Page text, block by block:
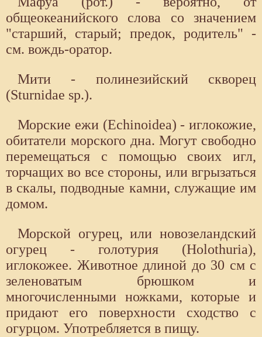
общеокеанийского слова со значением
"старший, старый; предок, родитель" -
см. вождь-оратор.
Мити - полинезийский скворец
(Sturnidae sp.).
Морские ежи (Echinoidea) - иглокожие,
обитатели морского дна. Могут свободно
перемещаться с помощью своих игл,
торчащих во все стороны, или вгрызаться
в скалы, подводные камни, служащие им
домом.
Морской огурец, или новозеландский
огурец - голотурия (Holothuria),
иглокожее. Животное длиной до 30 см с
зеленоватым брюшком и
многочисленными ножками, которые и
придают его поверхности сходство с
огурцом. Употребляется в пищу.